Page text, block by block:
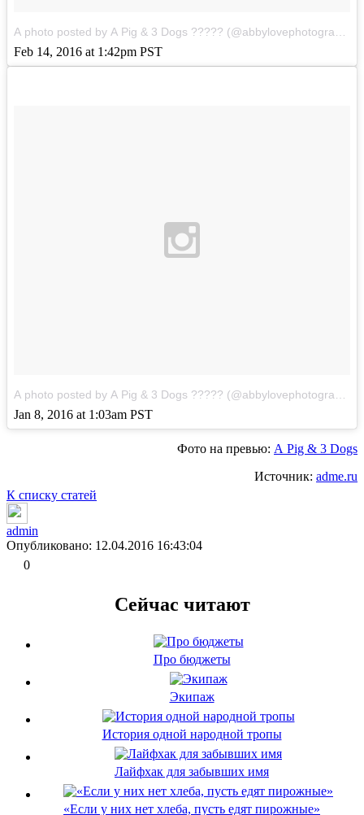
Feb 14, 2016 at 1:42pm PST
Jan 8, 2016 at 1:03am PST
Фото на превью: A Pig & 3 Dogs
Источник: adme.ru
К списку статей
admin
Опубликовано: 12.04.2016 16:43:04
0
Сейчас читают
Про бюджеты
Экипаж
История одной народной тропы
Лайфхак для забывших имя
«Если у них нет хлеба, пусть едят пирожные»